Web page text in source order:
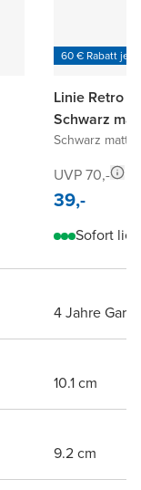
60 € Rabatt je
Linie Retro
Schwarz
Schwarz matt
UVP 70,-
39,-
Sofort
4 Jahre
10.1 cm
9.2 cm